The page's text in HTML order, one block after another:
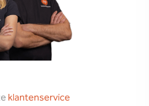
klantenservice